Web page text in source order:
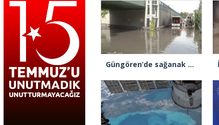
Güngören’de sağanak alt geçidi göle çevirdi: Yol trafiğe kapatıldı